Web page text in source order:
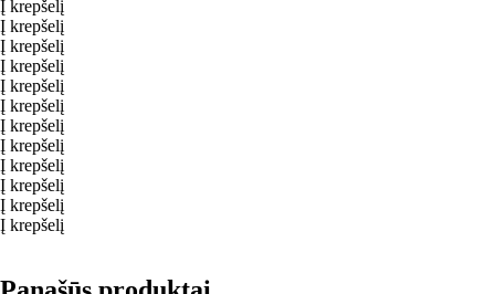
Į krepšelį
Į krepšelį
Į krepšelį
Į krepšelį
Į krepšelį
Į krepšelį
Į krepšelį
Į krepšelį
Į krepšelį
Į krepšelį
Į krepšelį
Į krepšelį